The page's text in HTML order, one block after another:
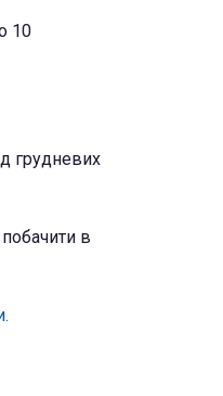
10
грудневих
в